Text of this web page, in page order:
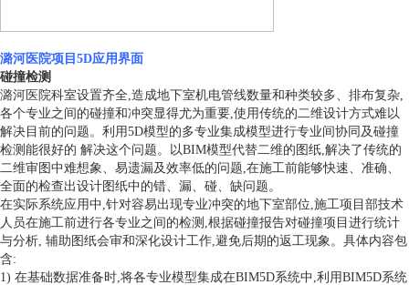
潞河医院项目5D应用界面
碰撞检测
潞河医院科室设置齐全,造成地下室机电管线数量和种类较多、排布复杂,
各个专业之间的碰撞和冲突显得尤为重要,使用传统的二维设计方式难以
解决目前的问题。利用5D模型的多专业集成模型进行专业间协同及碰撞
检测能很好的 解决这个问题。以BIM模型代替二维的图纸,解决了传统的
二维审图中难想象、易遗漏及效率低的问题,在施工前能够快速、准确、
全面的检查出设计图纸中的错、漏、碰、缺问题。
在实际系统应用中,针对容易出现专业冲突的地下室部位,施工项目部技术
人员在施工前进行各专业之间的检测,根据碰撞报告对碰撞项目进行统计
与分析, 辅助图纸会审和深化设计工作,避免后期的返工现象。具体内容包
含:
1) 在基础数据准备时,将各专业模型集成在BIM5D系统中,利用BIM5D系统